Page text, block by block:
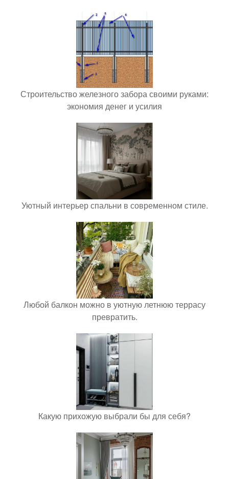
Строительство железного забора своими руками:
экономия денег и усилия
Уютный интерьер спальни в современном стиле.
Любой балкон можно в уютную летнюю террасу
превратить.
Какую прихожую выбрали бы для себя?